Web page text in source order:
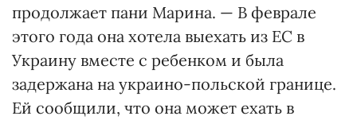
продолжает пани Марина. — В феврале
этого года она хотела выехать из ЕС в
Украину вместе с ребенком и была
задержана на украино-польской границе.
Ей сообщили, что она может ехать в